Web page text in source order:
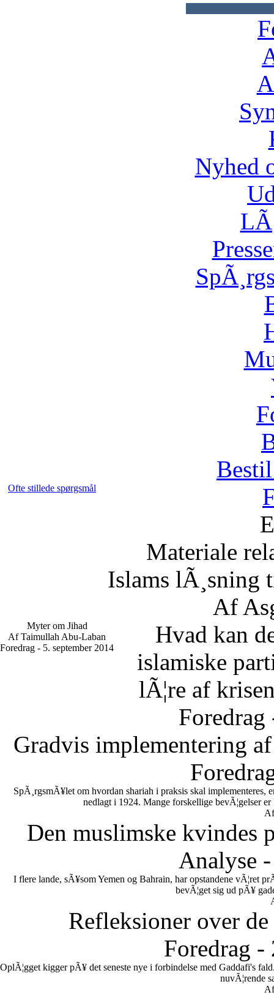
Nyhed
Ofte stillede spørgsmål
Materiale
Islams lÃ¸sning
Af
Myter om Jihad
Af Taimullah Abu-Laban
Foredrag - 5. september 2014
Hvad kan
islamiske
lÃ¦re af
Gradvis implementering
SpÃ¸rgsmÃ¥let om hvordan shariah i praksis skal implementeres,
nedlagt i 1924. Mange forskellige bevÃ¦gelser
Den muslimske kvindes
Analyse
I flere lande, sÃ¥som Yemen og Bahrain, har opstandene vÃ¦ret
bevÃ¦get sig ud pÃ¥
Refleksioner over
Foredrag -
OplÃ¦gget kigger pÃ¥ det seneste nye i forbindelse med Gaddafi's
nuvÃ¦rende